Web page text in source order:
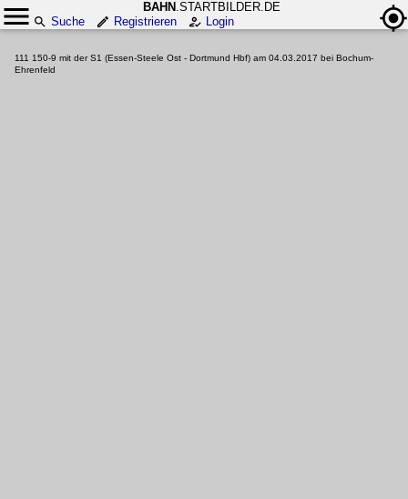
BAHN .STARTBILDER.DE
Suche
Registrieren Login
111 150-9 mit der S1 (Essen-Steele Ost - Dortmund Hbf) am 04.03.2017 bei Bochum-
Ehrenfeld